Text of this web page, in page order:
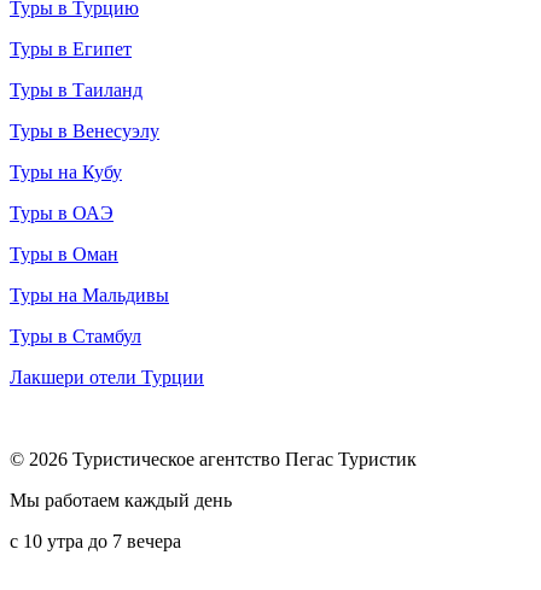
Туры в Турцию
Туры в Египет
Туры в Таиланд
Туры в Венесуэлу
Туры на Кубу
Туры в ОАЭ
Туры в Оман
Туры на Мальдивы
Туры в Стамбул
Лакшери отели Турции
© 2026 Туристическое агентство Пегас Туристик
Мы работаем каждый день
с 10 утра до 7 вечера